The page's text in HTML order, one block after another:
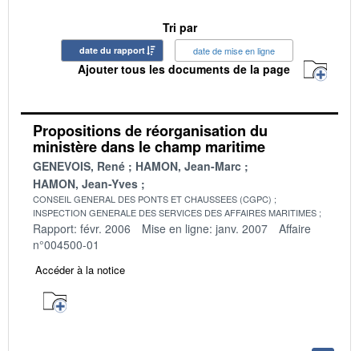
Tri par
date du rapport date de mise en ligne
Ajouter tous les documents de la page
Propositions de réorganisation du
ministère dans le champ maritime
GENEVOIS, René
HAMON, Jean-Marc
HAMON, Jean-Yves
CONSEIL GENERAL DES PONTS ET CHAUSSEES (CGPC)
INSPECTION GENERALE DES SERVICES DES AFFAIRES MARITIMES
Rapport: févr. 2006 Mise en ligne: janv. 2007
Affaire
n°004500-01
Accéder à la notice